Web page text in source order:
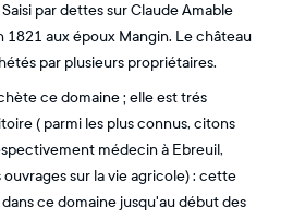
par dettes sur Claude Amable
1821 aux époux Mangin. Le château
par plusieurs propriétaires.
ce domaine ; elle est trés
( parmi les plus connus, citons
médecin à Ebreuil,
sur la vie agricole) : cette
ce domaine jusqu'au début des